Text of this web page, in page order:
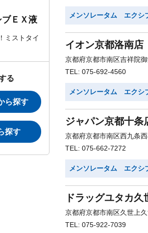
ＥＸ液
ミストタイ
る
ら探す
探す
メンソレータム エクシ
イオン京都洛南店
京都府京都市南区吉祥院
TEL: 075-692-4560
メンソレータム エクシ
ジャパン京都十条
京都府京都市南区西九条
TEL: 075-662-7272
メンソレータム エクシ
ドラッグユタカ久
京都府京都市南区久世上
TEL: 075-922-7039